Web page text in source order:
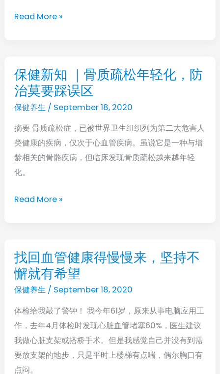
伤
害
Read More »
保健新知 ｜骨质疏松年轻化，防
治莫要踩误区
保健养生/ September 18, 2020
摘要 骨质疏松症，已被世界卫生组织列为第二大危害人
类健康的疾病，仅次于心血管疾病。虽说它是一种与增
龄相关的骨骼疾病，但临床发现骨质疏松越来越年轻
化。
保
健
新
｜
骨
质
疏
年
防
治
莫
要
踩
误
区
Read More »
找回血管健康得慢慢来，坚持不
懈就有希望
保健养生/ September 18, 2020
体检给我敲了警钟！ 我今年61岁，原来从事电脑应用工
作，去年4月体检时发现心脏血管堵塞60%，医生建议
我做心脏支架或搭桥手术。但是我感觉自己并没有到需
要放支架的地步，只是平时上楼梯有点喘，偶尔胸口有
点闷。
找
回
血
健
康
得
慢